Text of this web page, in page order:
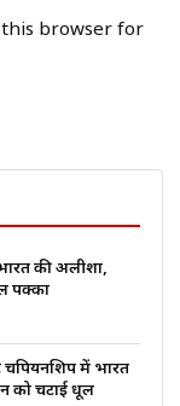
this browser for
की अलीशा,
पक्का
चैंपियनशिप में भारत
को चटाई धूल